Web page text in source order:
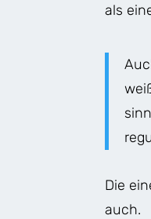
als
Die
auch.